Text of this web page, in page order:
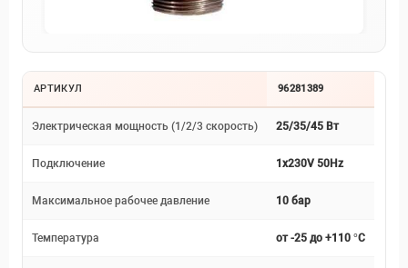
АРТИКУЛ 96281389
Электрическая мощность (1/2/3 скорость) 25/35/45 Вт
Подключение 1x230V 50Hz
Максимальное рабочее давление 10 бар
Температура от -25 до +110 °С